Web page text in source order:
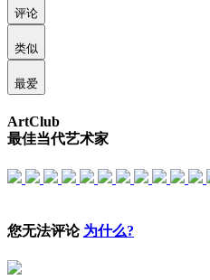
评论
类似
最爱
ArtClub
最佳当代艺术家
您无法评论 为什么?